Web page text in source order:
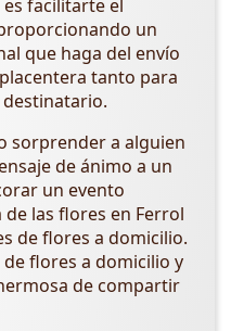
facilitarte el
un
que haga del envío
tanto para
sorprender a alguien
de ánimo a un
un evento
de las flores en Ferrol
de flores a domicilio.
flores a domicilio y
de compartir